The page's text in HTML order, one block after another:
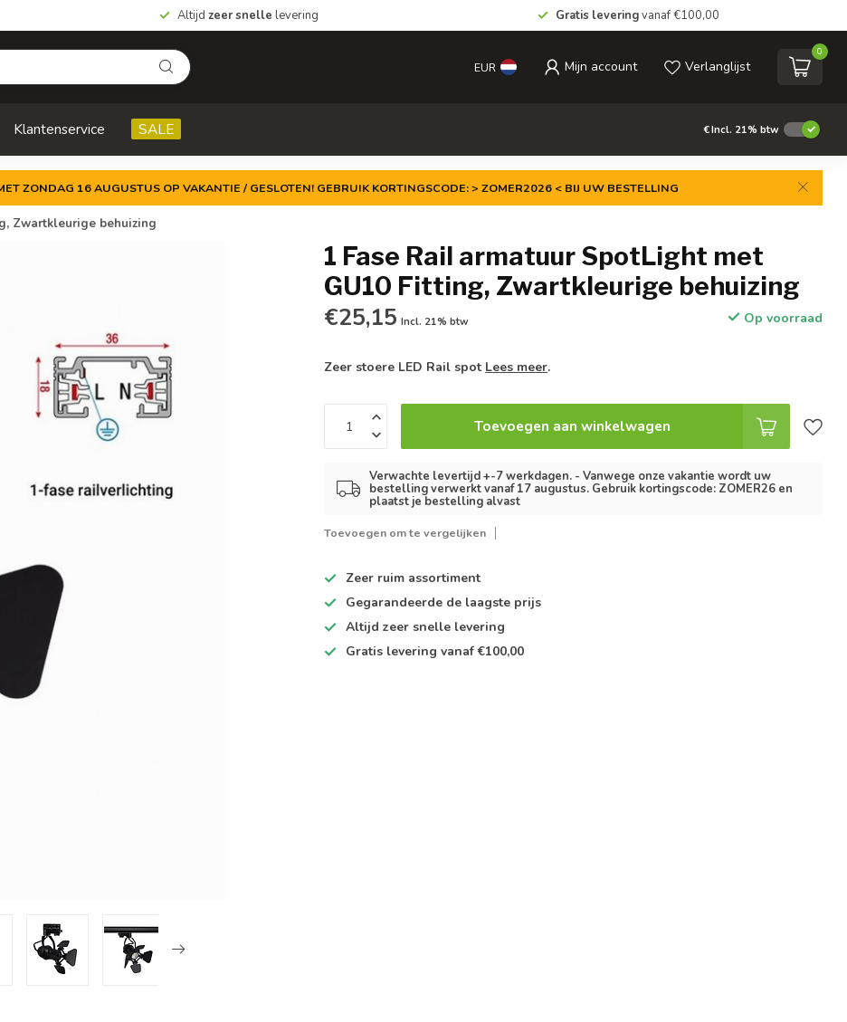
Altijd zeer snelle levering Gratis leveringvanaf €100,00
EUR Mijn account Verlanglijst
0
Klantenservice SALE €Incl. 21% btw
ZONDAG 16 AUGUSTUS OP VAKANTIE / GESLOTEN! GEBRUIK KORTINGSCODE: > ZOMER2026 < BIJ UW BESTELLING
Zwartkleurige behuizing
1 Fase Rail armatuur SpotLight met
GU10 Fitting, Zwartkleurige behuizing
€25,15 Incl. 21% btw Op voorraad
Zeer stoere LED Rail spot Lees meer.
Toevoegen aan winkelwagen
Verwachte levertijd +-7 werkdagen. - Vanwege onze vakantie wordt uw
bestelling verwerkt vanaf 17 augustus. Gebruik kortingscode: ZOMER26 en
plaatst je bestelling alvast
Toevoegen om te vergelijken
Zeer ruim assortiment
Gegarandeerde de laagste prijs
Altijdzeer snelle levering
Gratis levering vanaf €100,00